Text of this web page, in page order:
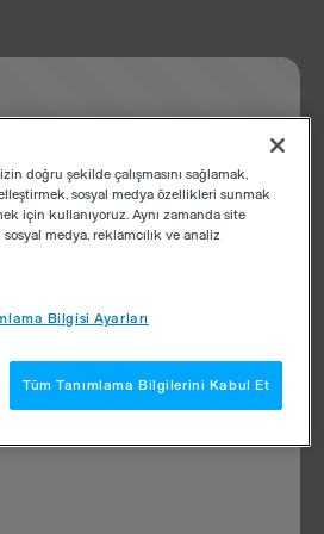
doğru şekilde çalışmasını sağlamak,
sosyal medya özellikleri sunmak
için kullanıyoruz. Aynı zamanda site
medya, reklamcılık ve analiz
Bilgisi Ayarları
Tüm Tanımlama Bilgilerini Kabul Et